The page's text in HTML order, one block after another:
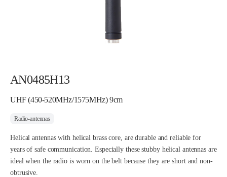
AN0485H13
UHF (450-520MHz/1575MHz) 9cm
Radio-antennas
Helical antennas with helical brass core, are durable and reliable for
years of safe communication. Especially these stubby helical antennas are
ideal when the radio is worn on the belt because they are short and non-
obtrusive.